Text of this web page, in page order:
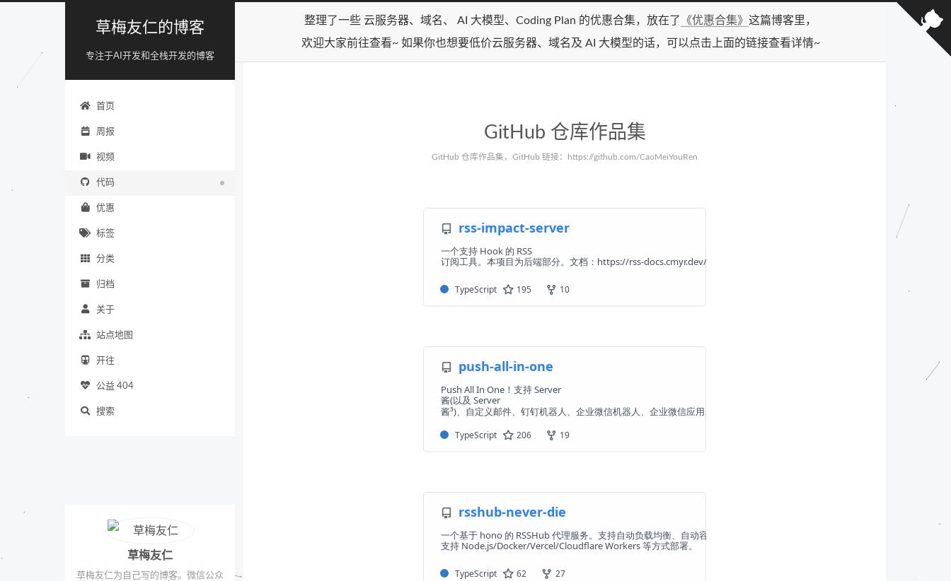
整理了一些 云服务器、域名、 AI 大模型、Coding Plan 的优惠合集，放在了 《优惠合集》 这篇博客里，
欢迎大家前往查看~ 如果你也想要低价云服务器、域名及 AI 大模型的话，可以点击上面的链接查看详情~
草梅友仁的博客
专注于AI开发和全栈开发的博客
首页
周报
视频
代码
优惠
标签
分类
归档
关于
站点地图
开往
公益 404
搜索
GitHub 仓库作品集
GitHub 仓库作品集，GitHub 链接：https://github.com/CaoMeiYouRen
草梅友仁
草梅友仁为自己写的博客。微信公众